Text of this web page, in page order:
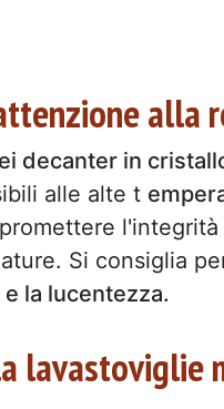
alla
decanter in
alle alte t
Si consiglia
la lucentezza.
lavastoviglie